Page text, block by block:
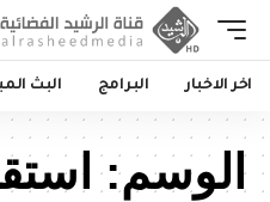
اخر الاخبار البرامج البث
الوسم: